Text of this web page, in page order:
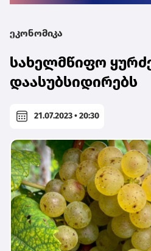
ეკონომიკა
სახელმწიფო
დაასუბსიდირებს
21.07.2023 • 20:30